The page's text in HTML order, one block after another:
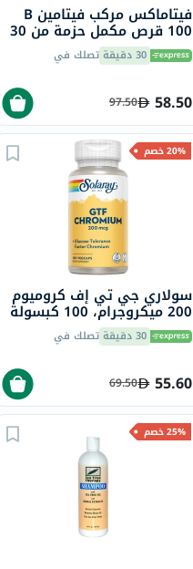
فيتاماكس مركب فيتامين B
100 قرص مكمل حزمة من 30
30 دقيقة تصلك في
58.50
97.50
20% خصم
سولاري جي تي إف كروميوم
200 ميكروجرام، 100 كبسولة
30 دقيقة تصلك في
55.60
69.50
25% خصم